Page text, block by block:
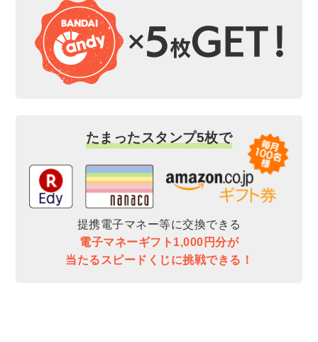
たまったスタンプ5枚で
提携電子マネー等に交換できる
電子マネーギフト1,000円分が
当たるスピードくじに挑戦できる！